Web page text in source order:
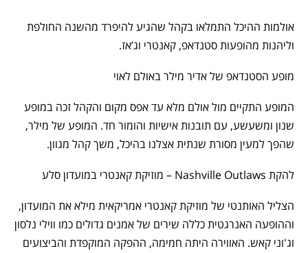
אולמות ההיכל התמלאו בקהל שהגיע להיפרד מהשנה החולפת
וליהנות מהופעות סטנדאפ, קאנטרי וג’אז.
מופע הסטנדאפ של אדיר מילר באולם לאוי
המופע התקיים מול אולם מלא עד אפס מקום והקהל זכה במופע
שנון ומשעשע, עם תובנות אישיות והומור חד. המופע של מילר,
שהפך למעין מסורת שנתית אצלנו בהיכל, משך קהל מגוון.
להקת Nashville Outlaws – מוזיקת קאנטרי במועדון סלע
הצליל האותנטי של מוזיקת קאנטרי אמריקאית מילא את המועדון,
וההופעה האנרגטית כללה שירים של אמנים גדולים כמו ווילי נלסון
וג'וני קאש. האווירה היתה חמימה, ההפקה המוקפדת והביצועים